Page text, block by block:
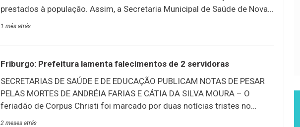
prestados à população. Assim, a Secretaria Municipal de Saúde de Nova
Friburgo publicou nota de pesar, nesta terça-feira, 9/6, lamentando o
Subsecretaria de Vigilância em Saúde. O corpo está sendo velado no
Memorial da SAF, em Duas Pedras, e será cremado na quarta-feira, 10/6,
no Crematório Luterano (horário ainda não divulgado pela família).
1 mês atrás
Friburgo: Prefeitura lamenta falecimentos de 2 servidoras
SECRETARIAS DE SAÚDE E DE EDUCAÇÃO PUBLICAM NOTAS DE PESAR
PELAS MORTES DE ANDRÉIA FARIAS E CÁTIA DA SILVA MOURA – O
feriadão de Corpus Christi foi marcado por duas notícias tristes no
quadro de servidores municipais de Nova Friburgo, com os falecimentos
2 meses atrás